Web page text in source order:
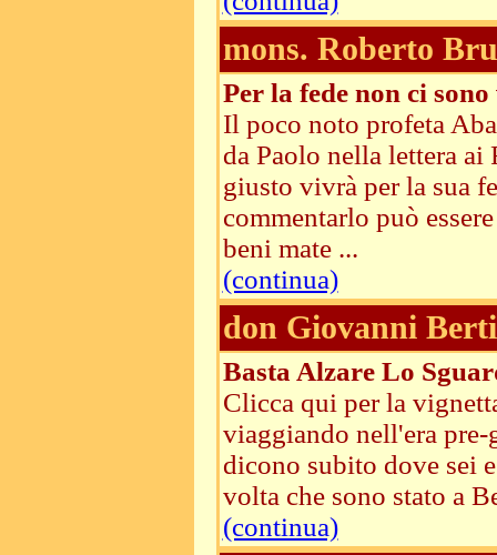
mons. Roberto
Per la fede non ci sono
Il poco noto profeta
da Paolo nella lettera
giusto vivrà per la sua
commentarlo può
beni mate ...
(continua)
don Giovanni Berti
Basta Alzare Lo
Clicca qui per la
viaggiando nell'era
dicono subito dove sei
volta che sono stato a
(continua)